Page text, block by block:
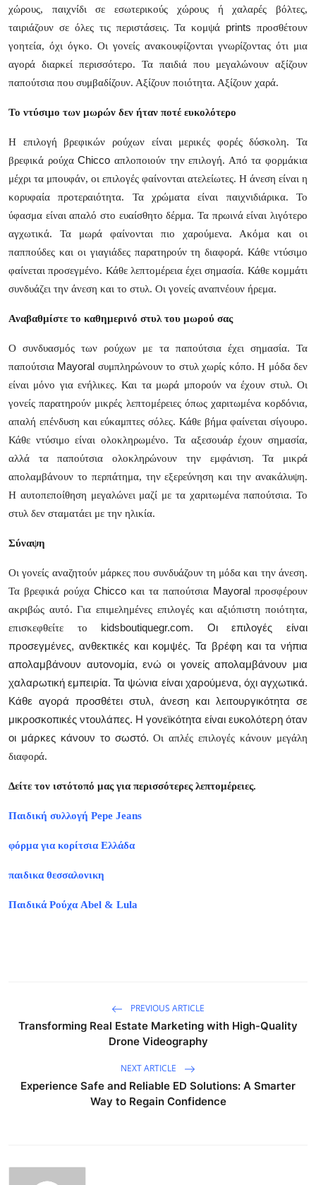
χώρους, παιχνίδι σε εσωτερικούς χώρους ή χαλαρές βόλτες,
ταιριάζουν σε όλες τις περιστάσεις. Τα κομψά prints προσθέτουν
γοητεία, όχι όγκο. Οι γονείς ανακουφίζονται γνωρίζοντας ότι μια
αγορά διαρκεί περισσότερο. Τα παιδιά που μεγαλώνουν αξίζουν
παπούτσια που συμβαδίζουν. Αξίζουν ποιότητα. Αξίζουν χαρά.
Το ντύσιμο των μωρών δεν ήταν ποτέ ευκολότερο
Η επιλογή βρεφικών ρούχων είναι μερικές φορές δύσκολη. Τα
βρεφικά ρούχαChicco απλοποιούν την επιλογή. Από τα φορμάκια
μέχρι τα μπουφάν, οι επιλογές φαίνονται ατελείωτες. Η άνεση είναι η
κορυφαία προτεραιότητα. Τα χρώματα είναι παιχνιδιάρικα. Το
ύφασμα είναι απαλό στο ευαίσθητο δέρμα. Τα πρωινά είναι λιγότερο
αγχωτικά. Τα μωρά φαίνονται πιο χαρούμενα. Ακόμα και οι
παππούδες και οι γιαγιάδες παρατηρούν τη διαφορά. Κάθε ντύσιμο
φαίνεται προσεγμένο. Κάθε λεπτομέρεια έχει σημασία. Κάθε κομμάτι
συνδυάζει την άνεση και το στυλ. Οι γονείς αναπνέουν ήρεμα.
Αναβαθμίστε το καθημερινό στυλ του μωρού σας
Ο συνδυασμός των ρούχων με τα παπούτσια έχει σημασία. Τα
παπούτσια Mayoral συμπληρώνουν το στυλ χωρίς κόπο. Η μόδα δεν
είναι μόνο για ενήλικες. Και τα μωρά μπορούν να έχουν στυλ. Οι
γονείς παρατηρούν μικρές λεπτομέρειες όπως χαριτωμένα κορδόνια,
απαλή επένδυση και εύκαμπτες σόλες. Κάθε βήμα φαίνεται σίγουρο.
Κάθε ντύσιμο είναι ολοκληρωμένο. Τα αξεσουάρ έχουν σημασία,
αλλά τα παπούτσια ολοκληρώνουν την εμφάνιση. Τα μικρά
απολαμβάνουν το περπάτημα, την εξερεύνηση και την ανακάλυψη.
Η αυτοπεποίθηση μεγαλώνει μαζί με τα χαριτωμένα παπούτσια. Το
στυλ δεν σταματάει με την ηλικία.
Σύναψη
Οι γονείς αναζητούν μάρκες που συνδυάζουν τη μόδα και την άνεση.
Τα βρεφικά ρούχα Chicco και τα παπούτσια Mayoral προσφέρουν
ακριβώς αυτό. Για επιμελημένες επιλογές και αξιόπιστη ποιότητα,
επισκεφθείτε το kidsboutiquegr.com. Οι επιλογές είναι
προσεγμένες, ανθεκτικές και κομψές. Τα βρέφη και τα νήπια
απολαμβάνουν αυτονομία, ενώ οι γονείς απολαμβάνουν μια
χαλαρωτική εμπειρία. Τα ψώνια είναι χαρούμενα, όχι αγχωτικά.
Κάθε αγορά προσθέτει στυλ, άνεση και λειτουργικότητα σε
μικροσκοπικές ντουλάπες. Η γονεϊκότητα είναι ευκολότερη όταν
οι μάρκες κάνουν το σωστό.Οι απλές επιλογές κάνουν μεγάλη
διαφορά.
Δείτε τον ιστότοπό μας για περισσότερες λεπτομέρειες.
Παιδική συλλογή Pepe Jeans
φόρμα για κορίτσια Ελλάδα
παιδικα θεσσαλονικη
Παιδικά Ρούχα Abel & Lula
PREVIOUS ARTICLE
Transforming Real Estate Marketing with High-Quality
Drone Videography
NEXT ARTICLE
Experience Safe and Reliable ED Solutions: A Smarter
Way to Regain Confidence